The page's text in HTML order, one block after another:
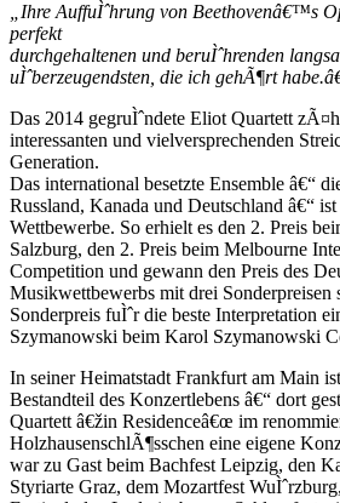
„Ihre AuffuÌˆhrung von Beethovenâ€™s
perfekt
durchgehaltenen und beruÌˆhrenden
uÌˆberzeugendsten, die ich gehÃ¶rt
Das 2014 gegruÌˆndete Eliot Quartett
interessanten und vielversprechenden
Generation.
Das international besetzte Ensemble â€“
Russland, Kanada und Deutschland â€“
Wettbewerbe. So erhielt es den 2. Preis
Salzburg, den 2. Preis beim Melbourne
Competition und gewann den Preis des
Musikwettbewerbs mit drei Sonderpreisen
Sonderpreis fuÌˆr die beste Interpretation
Szymanowski beim Karol Szymanowski
In seiner Heimatstadt Frankfurt am Main
Bestandteil des Konzertlebens â€“ dort
Quartett â€žin Residenceâ€œ im
HolzhausenschlÃ¶sschen eine eigene
war zu Gast beim Bachfest Leipzig, den
Styriarte Graz, dem Mozartfest